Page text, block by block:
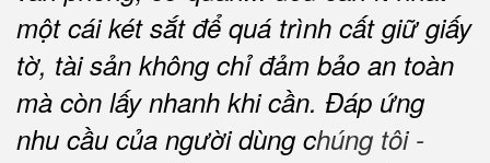
một cái két sắt để quá trình cất giữ giấy
tờ, tài sản không chỉ đảm bảo an toàn
mà còn lấy nhanh khi cần. Đáp ứng
nhu cầu của người dùng chúng tôi -